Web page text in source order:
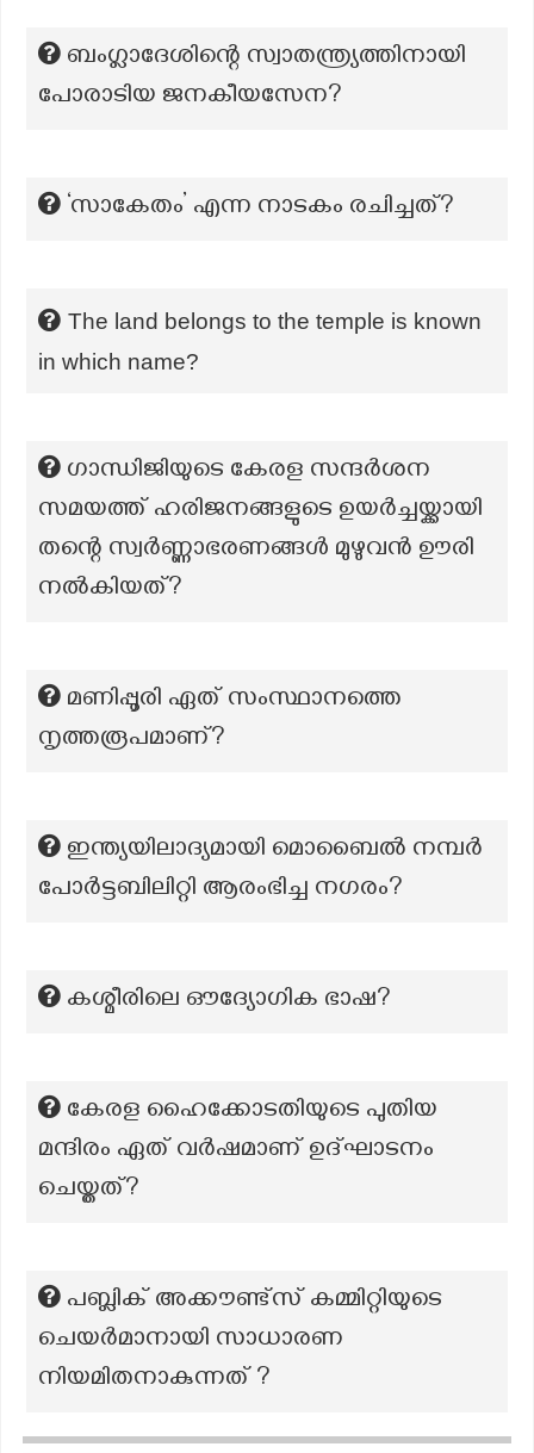
ബംഗ്ലാദേശിന്റെ സ്വാതന്ത്ര്യത്തിനായി
പോരാടിയ ജനകീയസേന?
‘സാകേതം’ എന്ന നാടകം രചിച്ചത്?
The land belongs to the temple is known
in which name?
ഗാന്ധിജിയുടെ കേരള സന്ദർശന
സമയത്ത് ഹരിജനങ്ങളുടെ ഉയർച്ചയ്ക്കായി
തന്റെ സ്വർണ്ണാഭരണങ്ങൾ മുഴുവൻ ഊരി
നൽകിയത്?
മണിപ്പൂരി ഏത് സംസ്ഥാനത്തെ
നൃത്തരൂപമാണ്?
ഇന്ത്യയിലാദ്യമായി മൊബൈൽ നമ്പർ
പോർട്ടബിലിറ്റി ആരംഭിച്ച നഗരം?
കശ്മീരിലെ ഔദ്യോഗിക ഭാഷ?
കേരള ഹൈക്കോടതിയുടെ പുതിയ
മന്ദിരം ഏത് വർഷമാണ് ഉദ്ഘാടനം
ചെയ്തത്?
പബ്ലിക് അക്കൗണ്ട്സ് കമ്മിറ്റിയുടെ
ചെയർമാനായി സാധാരണ
നിയമിതനാകുന്നത് ?